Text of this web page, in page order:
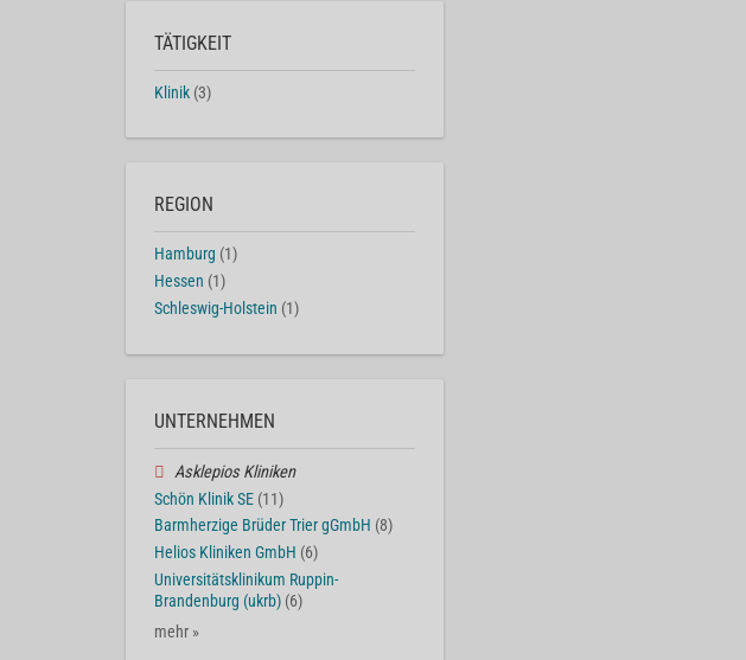
TÄTIGKEIT
Klinik (3)
REGION
Hamburg (1)
Hessen (1)
Schleswig-Holstein (1)
UNTERNEHMEN
Asklepios Kliniken
Schön Klinik SE (11)
Barmherzige Brüder Trier gGmbH (8)
Helios Kliniken GmbH (6)
Universitätsklinikum Ruppin-
Brandenburg (ukrb) (6)
mehr »